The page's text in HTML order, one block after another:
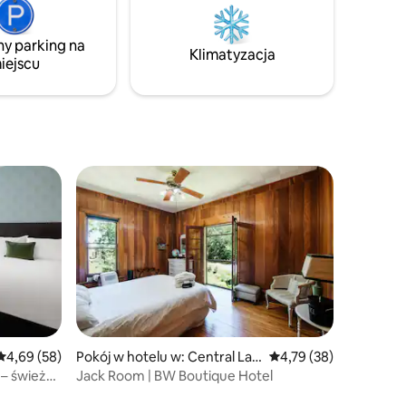
Speedway, Michigan State University
i Sleepy Hollow State Park.
parking na
Klimatyzacja
ocena: 4,69 na 5, liczba recenzji: 58
4,69 (58)
świeżo
Pokój w hotelu w: Central Lak
e
Średnia ocena: 4,79
4,79 (38)
Jack Room | BW Boutique Hotel